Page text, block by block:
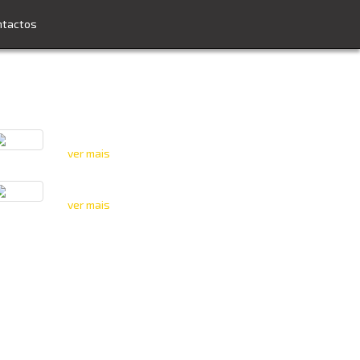
ver mais
ver mais